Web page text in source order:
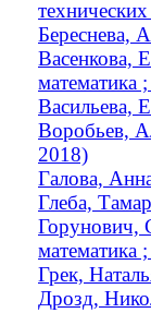
Береснева,
Васенкова,
математика
Васильева,
Воробьев,
2018)
Галова,
Глеба,
Горунович,
Грек,
Дрозд,